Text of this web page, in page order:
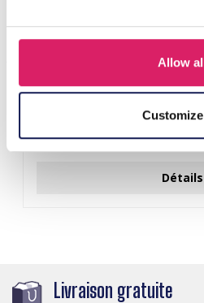
Allow
Customize
A-F23.2 B2574-015G
Détails
Livraison gratuite